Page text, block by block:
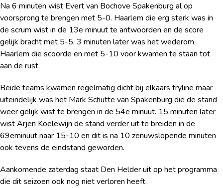
Na 6 minuten wist Evert van Bochove Spakenburg al op
voorsprong te brengen met 5-0. Haarlem die erg sterk was in
de scrum wist in de 13e minuut te antwoorden en de score
gelijk bracht met 5-5. 3 minuten later was het wederom
Haarlem die scoorde en met 5-10 voor kwamen te staan tot
aan de rust.
Beide teams kwamen regelmatig dicht bij elkaars tryline maar
uiteindelijk was het Mark Schutte van Spakenburg die de stand
weer gelijk wist te brengen in de 54e minuut. 15 minuten later
wist Arjen Koelewijn de stand verder uit te breiden in de
69eminuut naar 15-10 en dit is na 10 zenuwslopende minuten
ook tevens de eindstand geworden.
Aankomende zaterdag staat Den Helder uit op het programma
die dit seizoen ook nog niet verloren heeft.